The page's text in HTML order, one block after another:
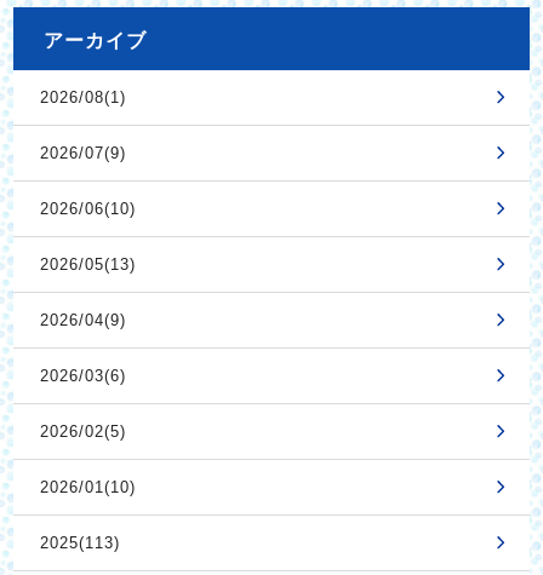
アーカイブ
2026/08(1)
2026/07(9)
2026/06(10)
2026/05(13)
2026/04(9)
2026/03(6)
2026/02(5)
2026/01(10)
2025(113)